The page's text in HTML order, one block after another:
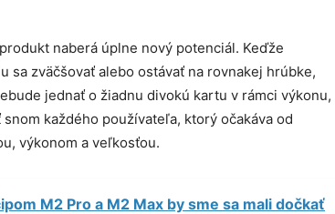
naberá úplne nový potenciál. Keďže
zväčšovať alebo ostávať na rovnakej hrúbke,
jednať o žiadnu divokú kartu v rámci výkonu,
každého používateľa, ktorý očakáva od
výkonom a veľkosťou.
M2 Pro a M2 Max by sme sa mali dočkať